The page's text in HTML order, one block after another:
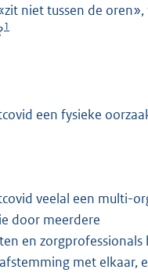
niet tussen de
1
een fysieke
veelal een multi-
door meerdere
en zorgprofessionals
met elkaar,